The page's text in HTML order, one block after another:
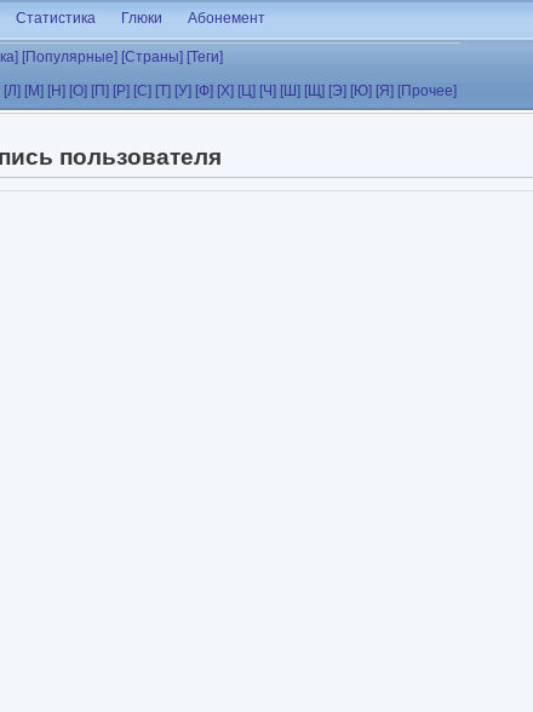
Статистика Глюки Абонемент
[Популярные] [Страны] [Теги]
[Л] [М] [Н] [О] [П] [Р] [С] [Т] [У] [Ф] [Х] [Ц] [Ч] [Ш] [Щ] [Э] [Ю] [Я] [Прочее]
пользователя